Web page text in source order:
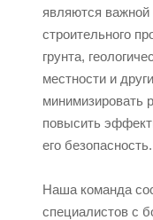
являются
строительного
грунта,
местности и
минимизировать
повысить
его безопасность.
Наша команда
специалистов с